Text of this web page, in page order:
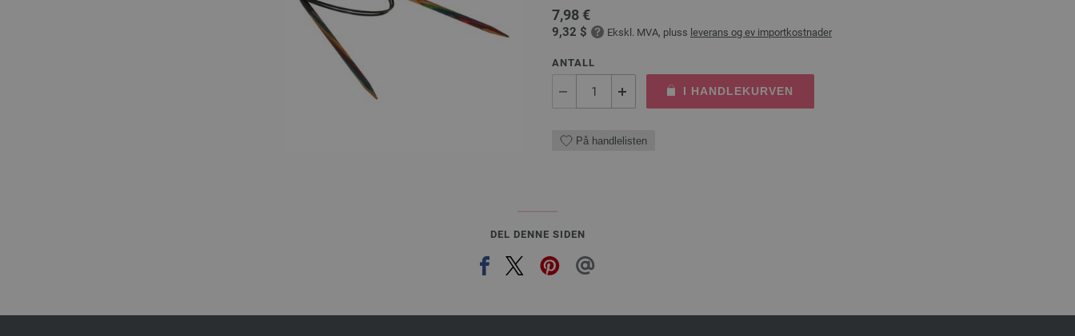
7,98 €
9,32 $ Ekskl. MVA, pluss leverans og ev importkostnader
ANTALL
I HANDLEKURVEN
På handlelisten
DEL DENNE SIDEN